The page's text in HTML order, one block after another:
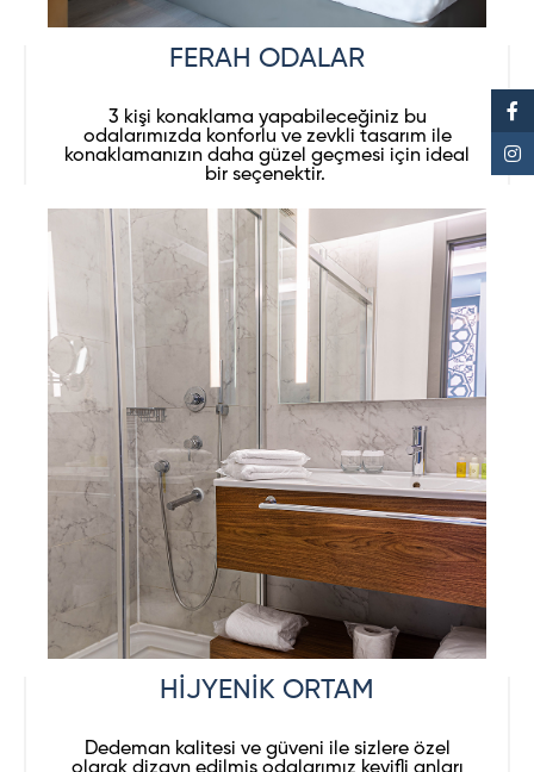
FERAH ODALAR
3 kişi konaklama yapabileceğiniz bu
odalarımızda konforlu ve zevkli tasarım ile
konaklamanızın daha güzel geçmesi için ideal
bir seçenektir.
HİJYENİK ORTAM
Dedeman kalitesi ve güveni ile sizlere özel